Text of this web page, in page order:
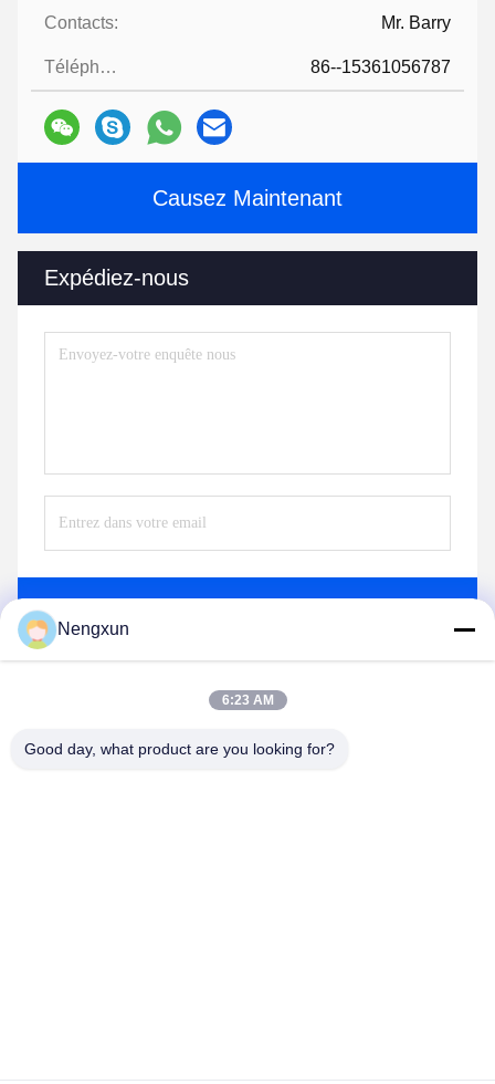
Contacts: Mr. Barry
Téléphone: 86--15361056787
Causez Maintenant
Expédiez-nous
Nengxun
6:23 AM
Good day, what product are you looking for?